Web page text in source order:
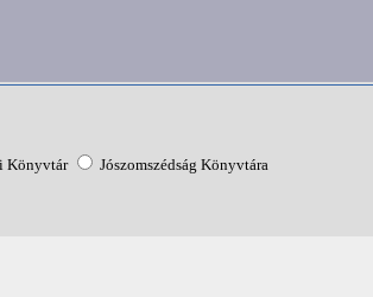
Könyvtár Jószomszédság Könyvtára